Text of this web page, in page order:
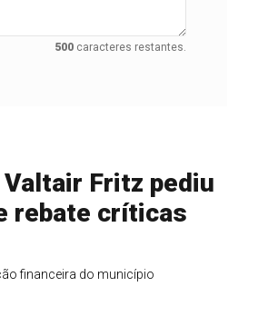
500 caracteres restantes.
Fritz pediu
rebate críticas
financeira do município